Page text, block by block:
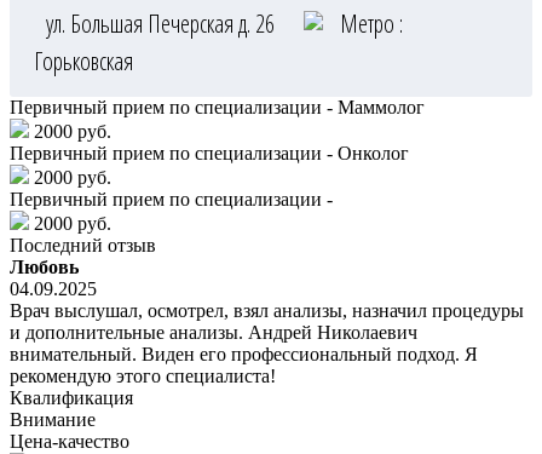
ул. Большая Печерская д. 26
Метро :
Горьковская
Первичный прием по специализации - Маммолог
2000 руб.
Первичный прием по специализации - Онколог
2000 руб.
Первичный прием по специализации -
2000 руб.
Последний отзыв
Любовь
04.09.2025
Врач выслушал, осмотрел, взял анализы, назначил процедуры
и дополнительные анализы. Андрей Николаевич
внимательный. Виден его профессиональный подход. Я
рекомендую этого специалиста!
Квалификация
Внимание
Цена-качество